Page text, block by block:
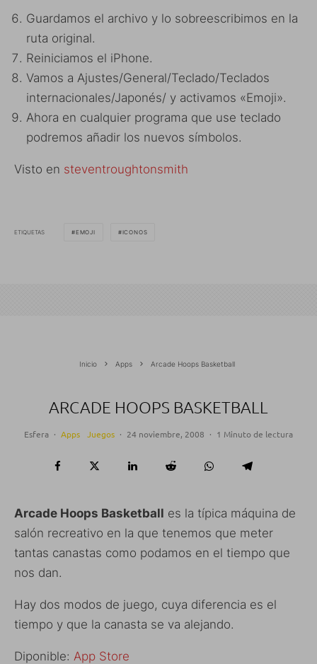
Guardamos el archivo y lo sobreescribimos en la
ruta original.
Reiniciamos el iPhone.
Vamos a Ajustes/General/Teclado/Teclados
internacionales/Japonés/ y activamos «Emoji».
Ahora en cualquier programa que use teclado
podremos añadir los nuevos símbolos.
Visto en steventroughtonsmith
ETIQUETAS EMOJI ICONOS
Inicio Apps Arcade Hoops Basketball
ARCADE HOOPS BASKETBALL
Esfera · Apps Juegos · 24 noviembre, 2008 · 1 Minuto de lectura
Arcade Hoops Basketball es la típica máquina de
salón recreativo en la que tenemos que meter
tantas canastas como podamos en el tiempo que
nos dan.
Hay dos modos de juego, cuya diferencia es el
tiempo y que la canasta se va alejando.
Diponible: App Store